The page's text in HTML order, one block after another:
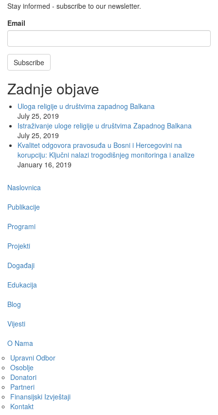
Stay informed - subscribe to our newsletter.
Email
Subscribe
Zadnje objave
Uloga religije u društvima zapadnog Balkana
July 25, 2019
Istraživanje uloge religije u društvima Zapadnog Balkana
July 25, 2019
Kvalitet odgovora pravosuđa u Bosni i Hercegovini na
korupciju: Ključni nalazi trogodišnjeg monitoringa i analize
January 16, 2019
Main
navigation
Naslovnica
Publikacije
Programi
Projekti
Događaji
Edukacija
Blog
Vijesti
O Nama
Upravni Odbor
Osoblje
Donatori
Partneri
Finansijski Izvještaji
Kontakt